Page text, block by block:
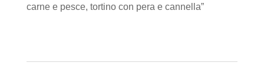
carne e pesce, tortino con pera e cannella”